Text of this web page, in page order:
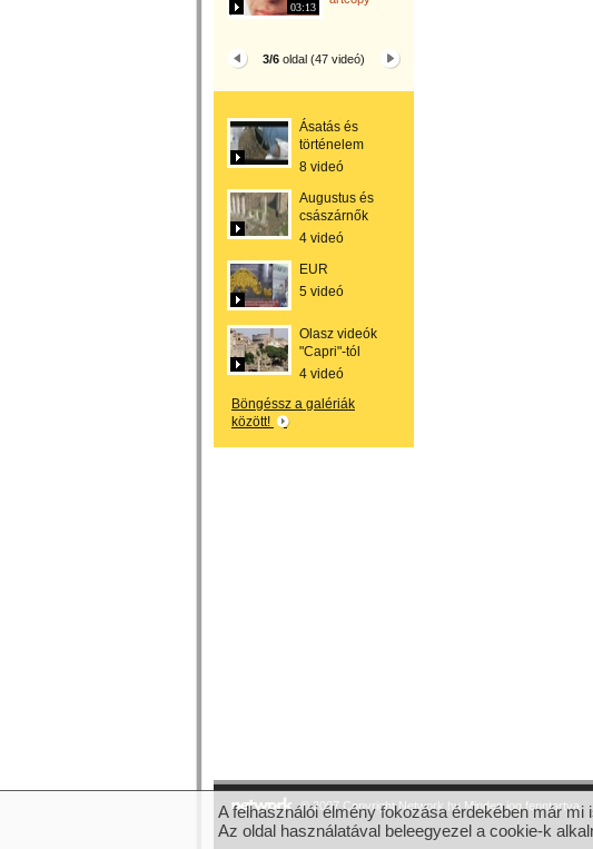
03:13
3/6 oldal (47 videó)
Ásatás és
történelem
8 videó
Augustus és
császárnők
4 videó
EUR
5 videó
Olasz videók
"Capri"-tól
4 videó
Böngéssz a galériák
között!
© 2007 Copyright Network.hu Minden jog fenntartva.
A felhasználói élmény fokozása érdekében már
Az oldal használatával beleegyezel a cookie-k